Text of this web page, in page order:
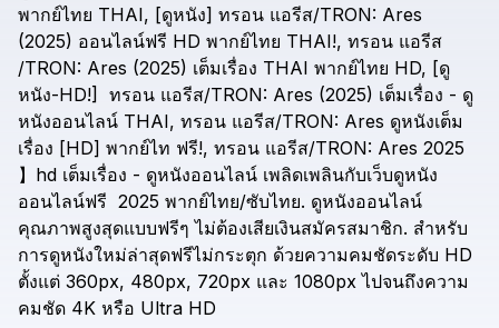
พากย์ไทย THAI, [ดูหนัง] ทรอน แอรีส/TRON: Ares
(2025) ออนไลน์ฟรี HD พากย์ไทย THAI!, ทรอน แอรีส
/TRON: Ares (2025) เต็มเรื่อง THAI พากย์ไทย HD, [ดู
หนัง-HD!]
ทรอน แอรีส/TRON: Ares (2025) เต็มเรื่อง - ดู
หนังออนไลน์ THAI, ทรอน แอรีส/TRON: Ares ดูหนังเต็ม
เรื่อง [HD] พากย์ไท ฟรี!, ทรอน แอรีส/TRON: Ares 2025
】hd เต็มเรื่อง - ดูหนังออนไลน์ เพลิดเพลินกับเว็บดูหนัง
ออนไลน์ฟรี 2025 พากย์ไทย/ซับไทย. ดูหนังออนไลน์
คุณภาพสูงสุดแบบฟรีๆ ไม่ต้องเสียเงินสมัครสมาชิก. สำหรับ
การดูหนังใหม่ล่าสุดฟรีไม่กระตุก ด้วยความคมชัดระดับ HD
ตั้งแต่ 360px, 480px, 720px และ 1080px ไปจนถึงความ
คมชัด 4K หรือ Ultra HD